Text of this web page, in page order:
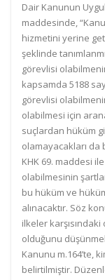
Dair Kanunun
maddesinde,
hizmetini yerine
şeklinde
görevlisi
kapsamda 5188
görevlisi
olabilmesi için
suçlardan hüküm
olamayacakları da
KHK 69. maddesi
olabilmesinin
bu hüküm ve
alınacaktır. Söz
ilkeler
olduğunu
Kanunu m.164’te,
belirtilmiştir.